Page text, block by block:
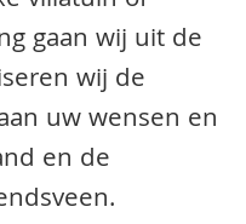
gaan wij uit de
wij de
uw wensen en
en de